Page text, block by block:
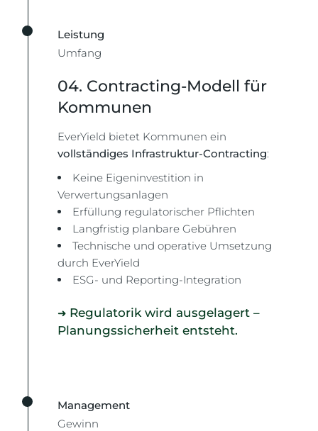
Leistung
Umfang
04. Contracting-Modell für
Kommunen
EverYield bietet Kommunen ein
vollständiges Infrastruktur-Contracting:
Keine Eigeninvestition in
Verwertungsanlagen
Erfüllung regulatorischer Pflichten
Langfristig planbare Gebühren
Technische und operative Umsetzung
durch EverYield
ESG- und Reporting-Integration
➜ Regulatorik wird ausgelagert –
Planungssicherheit entsteht.
Management
Gewinn